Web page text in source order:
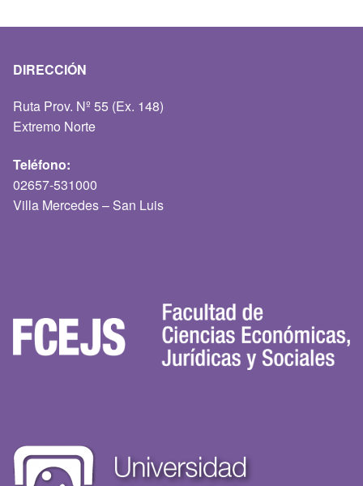
DIRECCIÓN
Ruta Prov. Nº 55 (Ex. 148)
Extremo Norte
Teléfono:
02657-531000
Villa Mercedes – San Luis